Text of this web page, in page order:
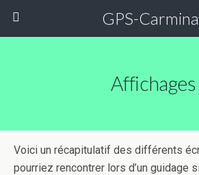
GPS-
Affichages
Voici un récapitulatif des différents
pourriez rencontrer lors d’un guidage